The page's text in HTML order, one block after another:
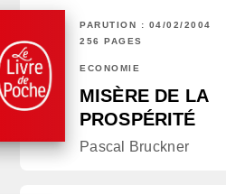
PARUTION : 04/02/2004
256 PAGES
ECONOMIE
MISÈRE DE LA
PROSPÉRITÉ
Pascal Bruckner